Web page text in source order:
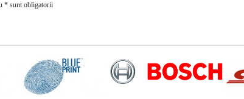
* sunt obligatorii